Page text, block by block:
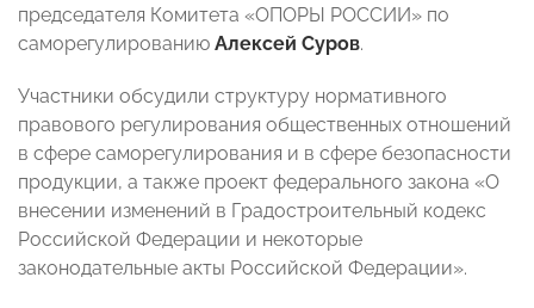
председателя Комитета «ОПОРЫ РОССИИ» по
саморегулированию Алексей Суров.
Участники обсудили структуру нормативного
правового регулирования общественных отношений
в сфере саморегулирования и в сфере безопасности
продукции, а также проект федерального закона «О
внесении изменений в Градостроительный кодекс
Российской Федерации и некоторые
законодательные акты Российской Федерации».